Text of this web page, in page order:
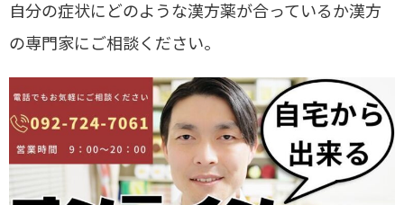
自分の症状にどのような漢方薬が合っているか漢方
の専門家にご相談ください。